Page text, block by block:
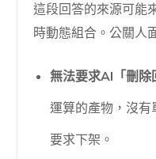
這段回答的來源可能
時動態組合。公關人
無法要求AI「刪除
運算的產物，沒
要求下架。